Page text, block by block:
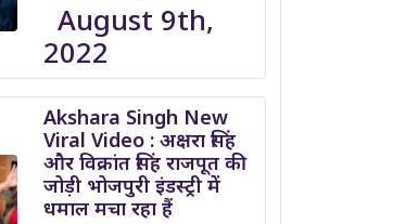
August 9th,
2022
Akshara Singh New
Viral Video : अक्षरा सिंह
और विक्रांत सिंह राजपूत की
जोड़ी भोजपुरी इंडस्ट्री में
धमाल मचा रहा हैं